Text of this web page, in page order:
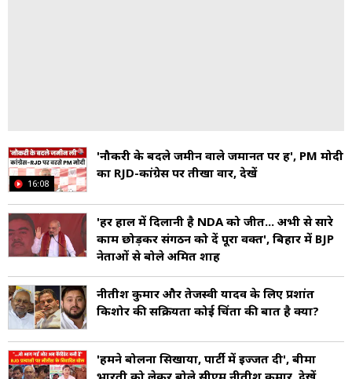
16:08
'नौकरी के बदले जमीन वाले जमानत पर हैं', PM मोदी
का RJD-कांग्रेस पर तीखा वार, देखें
'हर हाल में दिलानी है NDA को जीत... अभी से सारे
काम छोड़कर संगठन को दें पूरा वक्त', बिहार में BJP
नेताओं से बोले अमित शाह
नीतीश कुमार और तेजस्वी यादव के लिए प्रशांत
किशोर की सक्रियता कोई चिंता की बात है क्या?
'हमने बोलना सिखाया, पार्टी में इज्जत दी', बीमा